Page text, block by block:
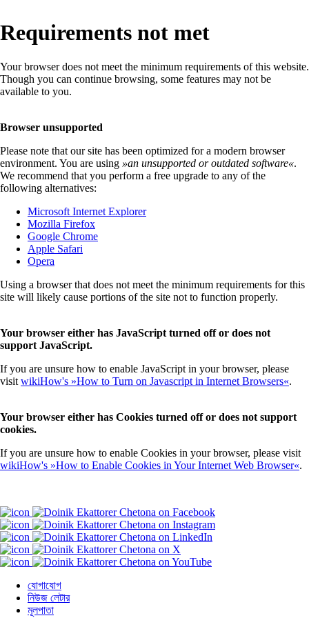
Requirements not met
Your browser does not meet the minimum requirements of this website.
Though you can continue browsing, some features may not be
available to you.
Browser unsupported
Please note that our site has been optimized for a modern browser
environment. You are using »an unsupported or outdated software«.
We recommend that you perform a free upgrade to any of the
following alternatives:
Microsoft Internet Explorer
Mozilla Firefox
Google Chrome
Apple Safari
Opera
Using a browser that does not meet the minimum requirements for this
site will likely cause portions of the site not to function properly.
Your browser either has JavaScript turned off or does not
support JavaScript.
If you are unsure how to enable JavaScript in your browser, please
visit wikiHow's »How to Turn on Javascript in Internet Browsers«.
Your browser either has Cookies turned off or does not support
cookies.
If you are unsure how to enable Cookies in your browser, please visit
wikiHow's »How to Enable Cookies in Your Internet Web Browser«.
যোগাযোগ
নিউজ লেটার
মূলপাতা